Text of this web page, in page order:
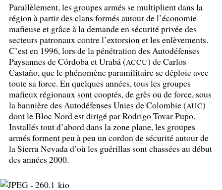
Parallèlement, les groupes armés se multiplient dans la
région à partir des clans formés autour de l’économie
mafieuse et grâce à la demande en sécurité privée des
secteurs patronaux contre l’extorsion et les enlèvements.
C’est en 1996, lors de la pénétration des Autodéfenses
Paysannes de Córdoba et Urabá (ACCU) de Carlos
Castaño, que le phénomène paramilitaire se déploie avec
toute sa force. En quelques années, tous les groupes
mafieux régionaux sont cooptés, de grès ou de force, sous
la bannière des Autodéfenses Unies de Colombie (AUC)
dont le Bloc Nord est dirigé par Rodrigo Tovar Pupo.
Installés tout d’abord dans la zone plane, les groupes
armés forment peu à peu un cordon de sécurité autour de
la Sierra Nevada d’où les guérillas sont chassées au début
des années 2000.